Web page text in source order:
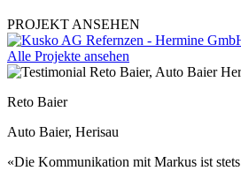
PROJEKT ANSEHEN
Alle Projekte ansehen
Reto Baier
Auto Baier, Herisau
«Die Kommunikation mit Markus ist